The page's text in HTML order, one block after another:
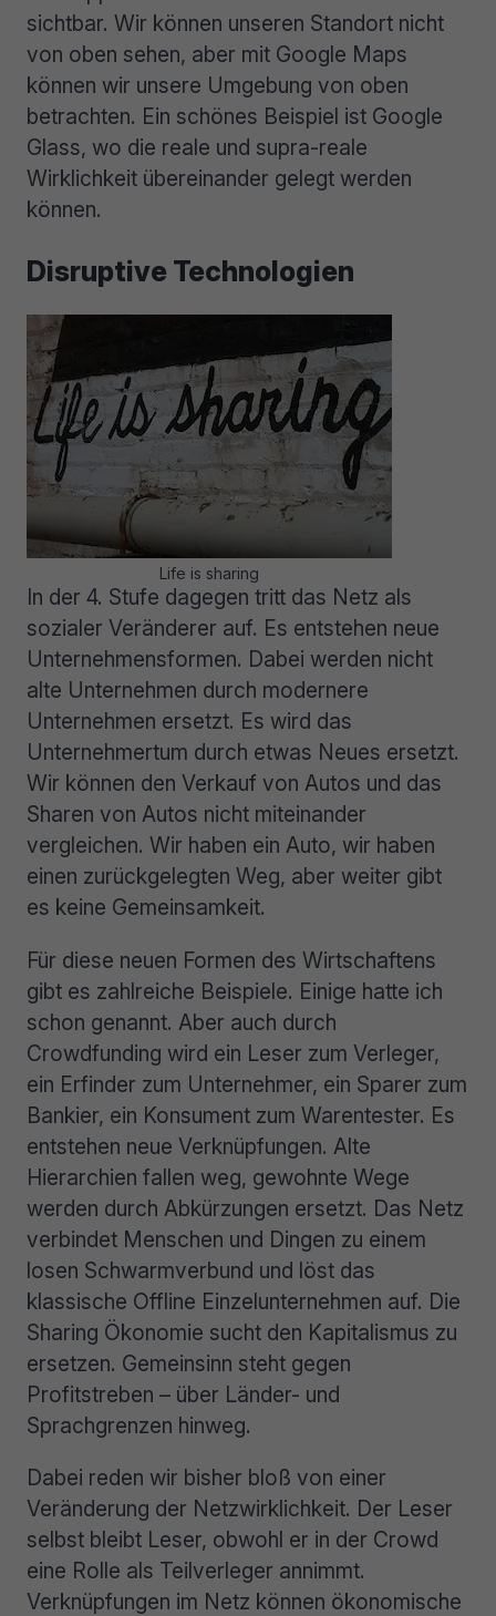
sichtbar. Wir können unseren Standort nicht
von oben sehen, aber mit Google Maps
können wir unsere Umgebung von oben
betrachten. Ein schönes Beispiel ist Google
Glass, wo die reale und supra-reale
Wirklichkeit übereinander gelegt werden
können.
Disruptive Technologien
Life is sharing
In der 4. Stufe dagegen tritt das Netz als
sozialer Veränderer auf. Es entstehen neue
Unternehmensformen. Dabei werden nicht
alte Unternehmen durch modernere
Unternehmen ersetzt. Es wird das
Unternehmertum durch etwas Neues ersetzt.
Wir können den Verkauf von Autos und das
Sharen von Autos nicht miteinander
vergleichen. Wir haben ein Auto, wir haben
einen zurückgelegten Weg, aber weiter gibt
es keine Gemeinsamkeit.
Für diese neuen Formen des Wirtschaftens
gibt es zahlreiche Beispiele. Einige hatte ich
schon genannt. Aber auch durch
Crowdfunding wird ein Leser zum Verleger,
ein Erfinder zum Unternehmer, ein Sparer zum
Bankier, ein Konsument zum Warentester. Es
entstehen neue Verknüpfungen. Alte
Hierarchien fallen weg, gewohnte Wege
werden durch Abkürzungen ersetzt. Das Netz
verbindet Menschen und Dingen zu einem
losen Schwarmverbund und löst das
klassische Offline Einzelunternehmen auf. Die
Sharing Ökonomie sucht den Kapitalismus zu
ersetzen. Gemeinsinn steht gegen
Profitstreben – über Länder- und
Sprachgrenzen hinweg.
Dabei reden wir bisher bloß von einer
Veränderung der Netzwirklichkeit. Der Leser
selbst bleibt Leser, obwohl er in der Crowd
eine Rolle als Teilverleger annimmt.
Verknüpfungen im Netz können ökonomische